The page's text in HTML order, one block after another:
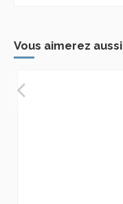
Vous aimerez aussi